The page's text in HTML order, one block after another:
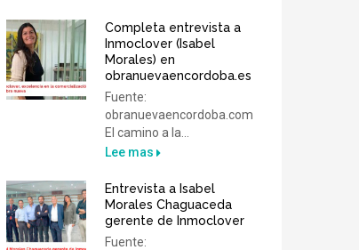
Completa entrevista a
Inmoclover (Isabel
Morales) en
obranuevaencordoba.es
Fuente:
obranuevaencordoba.com
El camino a la...
Lee mas
Entrevista a Isabel
Morales Chaguaceda
gerente de Inmoclover
Fuente: